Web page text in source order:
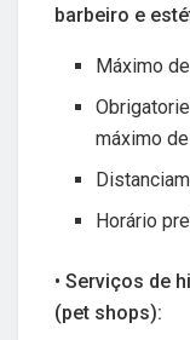
barbeiro e
Máximo
máximo
Horário
• Serviços de
(pet shops):